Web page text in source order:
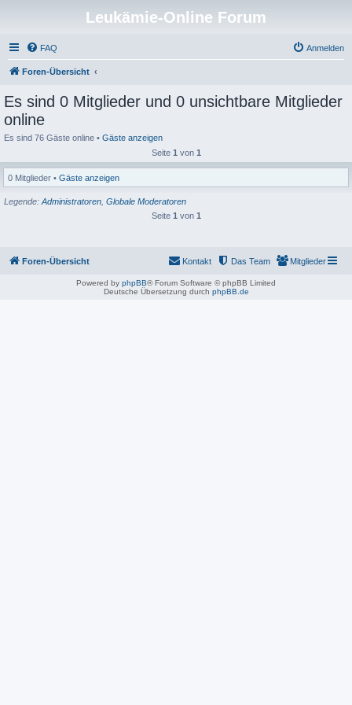
Leukämie-Online Forum
FAQ Anmelden
Foren-Übersicht
Es sind 0 Mitglieder und 0 unsichtbare Mitglieder
online
Es sind 76 Gäste online • Gäste anzeigen
Seite 1 von 1
0 Mitglieder • Gäste anzeigen
Legende: Administratoren Globale Moderatoren
Seite 1 von 1
Foren-Übersicht Mitglieder
Das Team
Kontakt
Powered by phpBB® Forum Software © phpBB Limited
Deutsche Übersetzung durch phpBB.de